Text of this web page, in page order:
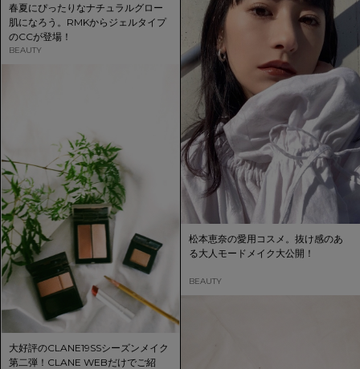
春夏にぴったりなナチュラルグロー
肌になろう。RMKからジェルタイプ
のCCが登場！
BEAUTY
松本恵奈の愛用コスメ。抜け感のあ
る大人モードメイク大公開！
BEAUTY
大好評のCLANE19SSシーズンメイク
第二弾！CLANE WEBだけでご紹